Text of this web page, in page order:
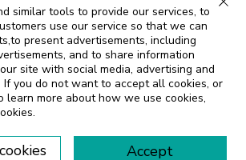
ーラーエネルギー有限公司。すべての権利
を留保します |
similar tools to provide our services, to
use our service so that we can
present advertisements, including
and to share information
site with social media, advertising and
If you do not want to accept all cookies, or
learn more about how we use cookies,
Accept